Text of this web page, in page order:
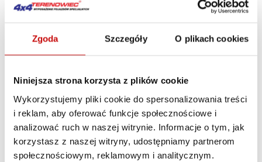
Zgoda Szczegóły O plikach cookies
Niniejsza strona korzysta z plików cookie
Wykorzystujemy pliki cookie do spersonalizowania treści
i reklam, aby oferować funkcje społecznościowe i
analizować ruch w naszej witrynie. Informacje o tym, jak
korzystasz z naszej witryny, udostępniamy partnerom
społecznościowym, reklamowym i analitycznym.
Nie masz pewności, jak najlepiej dobrać
+48 12 266 27 54
Zasady dostawy Zasady zwrotów Polityka prywatności
Opis produktu